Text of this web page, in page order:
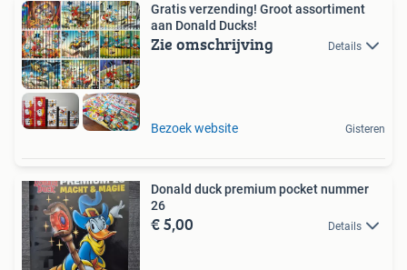
Gratis verzending! Groot assortiment
aan Donald Ducks!
Zie omschrijving Details
Bezoek website Gisteren
Donald duck premium pocket nummer
26
€ 5,00 Details